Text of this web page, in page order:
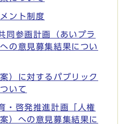
ント制度
同参画計画（あいプラ
の意見募集結果につい
）に対するパブリック
いて
・啓発推進計画「人権
）への意見募集結果に